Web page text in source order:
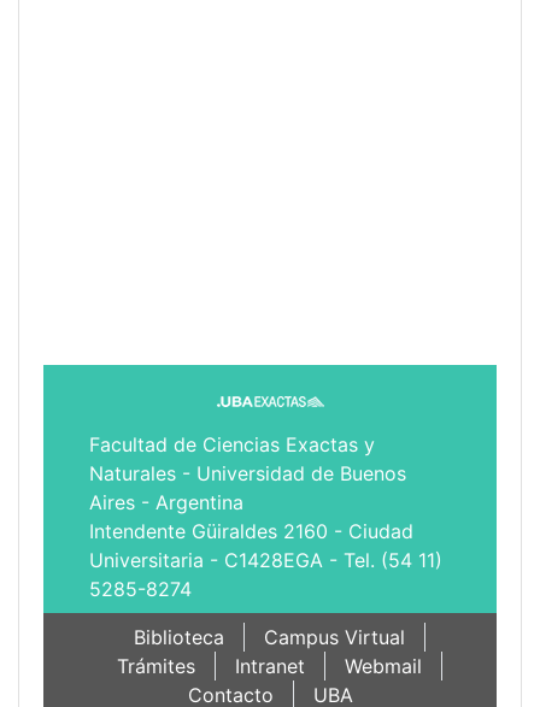
Facultad de Ciencias Exactas y
Naturales - Universidad de Buenos
Aires - Argentina
Intendente Güiraldes 2160 - Ciudad
Universitaria - C1428EGA - Tel. (54 11)
5285-8274
Biblioteca
Campus Virtual
Trámites
Intranet
Webmail
Contacto
UBA